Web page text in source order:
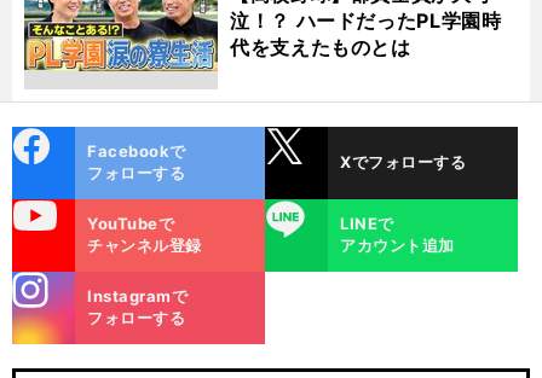
泣！？ ハードだったPL学園時
代を支えたものとは
ok
Facebookで
フォローする
Xでフォローする
YouTubeで
チャンネル登録
LINE
LINEで
アカウント追加
m
Instagramで
フォローする